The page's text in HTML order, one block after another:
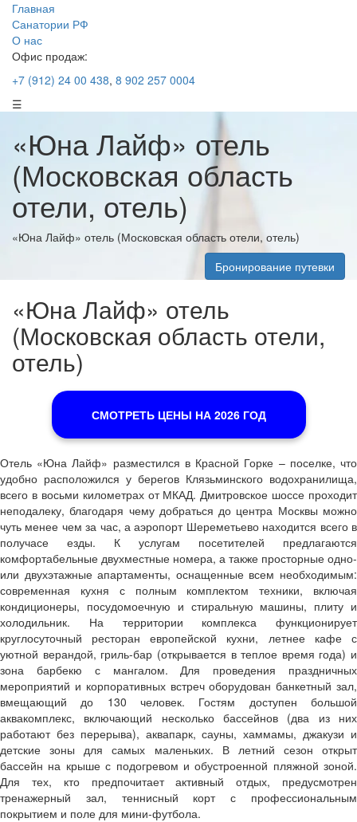
Главная
Санатории РФ
О нас
Офис продаж:
+7 (912) 24 00 438, 8 902 257 0004
☰
«Юна Лайф» отель
(Московская область
отели, отель)
«Юна Лайф» отель (Московская область отели, отель)
Бронирование путевки
«Юна Лайф» отель
(Московская область отели,
отель)
СМОТРЕТЬ ЦЕНЫ НА 2026 ГОД
Отель «Юна Лайф» разместился в Красной Горке – поселке, что
удобно расположился у берегов Клязьминского водохранилища,
всего в восьми километрах от МКАД. Дмитровское шоссе проходит
неподалеку, благодаря чему добраться до центра Москвы можно
чуть менее чем за час, а аэропорт Шереметьево находится всего в
получасе езды. К услугам посетителей предлагаются
комфортабельные двухместные номера, а также просторные одно-
или двухэтажные апартаменты, оснащенные всем необходимым:
современная кухня с полным комплектом техники, включая
кондиционеры, посудомоечную и стиральную машины, плиту и
холодильник. На территории комплекса функционирует
круглосуточный ресторан европейской кухни, летнее кафе с
уютной верандой, гриль-бар (открывается в теплое время года) и
зона барбекю с мангалом. Для проведения праздничных
мероприятий и корпоративных встреч оборудован банкетный зал,
вмещающий до 130 человек. Гостям доступен большой
аквакомплекс, включающий несколько бассейнов (два из них
работают без перерыва), аквапарк, сауны, хаммамы, джакузи и
детские зоны для самых маленьких. В летний сезон открыт
бассейн на крыше с подогревом и обустроенной пляжной зоной.
Для тех, кто предпочитает активный отдых, предусмотрен
тренажерный зал, теннисный корт с профессиональным
покрытием и поле для мини-футбола.